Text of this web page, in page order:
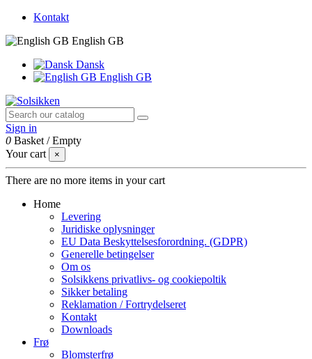
Kontakt
English GB
Dansk
English GB
Sign in
0 Basket /Empty
Your cart
×
There are no more items in your cart
Home
Levering
Juridiske oplysninger
EU Data Beskyttelsesforordning. (GDPR)
Generelle betingelser
Om os
Solsikkens privatlivs- og cookiepoltik
Sikker betaling
Reklamation / Fortrydelseret
Kontakt
Downloads
Frø
Blomsterfrø